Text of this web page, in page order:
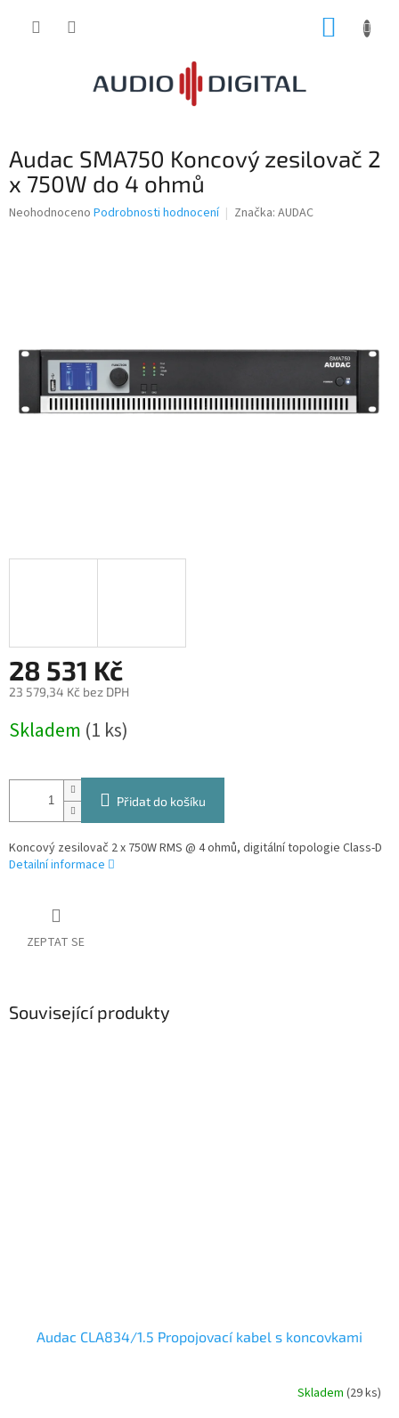
Audac SMA750 Koncový zesilovač 2
x 750W do 4 ohmů
Průměrné
Neohodnoceno Podrobnosti hodnocení Značka: AUDAC
28 531 Kč
23 579,34 Kč bez DPH
cena:
Skladem (1 ks)
Přidat do košíku
Koncový zesilovač 2 x 750W RMS @ 4 ohmů, digitální topologie Class-D
Detailní informace
ZEPTAT SE
Související produkty
Audac CLA834/1.5 Propojovací kabel s koncovkami
Skladem (29 ks)